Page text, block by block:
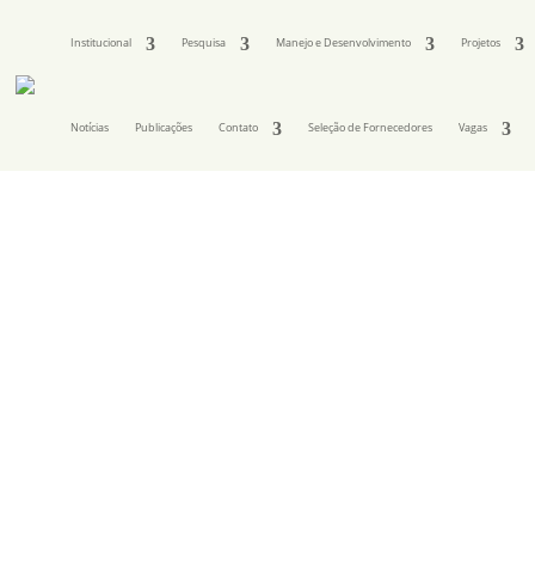
Institucional Pesquisa Manejo e Desenvolvimento Projetos
Notícias Publicações Contato Seleção de Fornecedores Vagas